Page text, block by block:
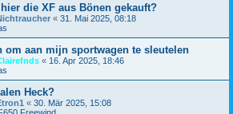
die XF aus Bönen gekauft?
« 31. Mai 2025, 08:18
om aan mijn sportwagen te sleutelen
« 16. Apr 2025, 18:46
Heck?
« 30. Mär 2025, 15:08
Freewind